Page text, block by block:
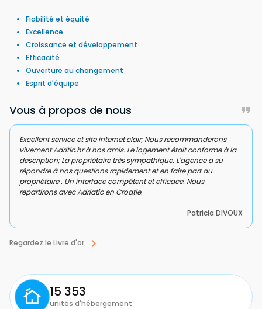
Fiabilité et équité
Excellence
Croissance et développement
Efficacité
Ouverture au changement
Esprit d'équipe
Vous à propos de nous
Agence de location très efficace. Aucun problème à l'arrivée
nous étions bien attendus.
Sandrine DEZE
Regardez le Livre d'or
15 353
unités d'hébergement